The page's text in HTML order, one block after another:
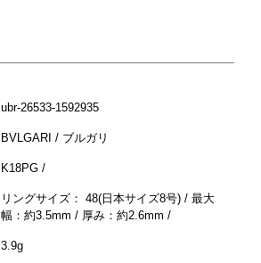
ubr-26533-1592935
BVLGARI / ブルガリ
K18PG /
リングサイズ： 48(日本サイズ8号) / 最大
幅：約3.5mm / 厚み：約2.6mm /
3.9g